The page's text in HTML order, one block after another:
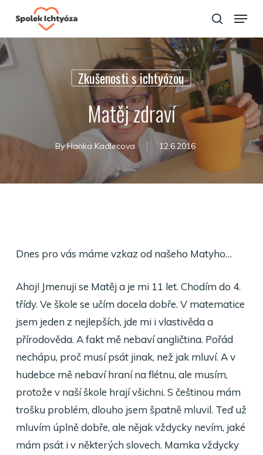
main
content
search
Menu
Zkušenosti s ichtyózou
Matěj zdraví
By Hanka Kadlecova 12.6.2016
Dnes pro vás máme vzkaz od našeho Matyho…
Ahoj! Jmenuji se Matěj a je mi 11 let. Chodím do 4.
třídy. Ve škole se učím docela dobře. V matematice
jsem jeden z nejlepších, jde mi i vlastivěda a
přírodověda. A fakt mě nebaví angličtina. Pořád
nechápu, proč musí psát jinak, než jak mluví. A v
hudebce mě nebaví hraní na flétnu, ale musím,
protože v naší škole hrají všichni. S češtinou mám
trošku problém, dlouho jsem špatně mluvil. Teď už
mluvím úplně dobře, ale nějak vždycky nevím, jaké
mám psát i v některých slovech. Mamka vždycky
Close
Menu